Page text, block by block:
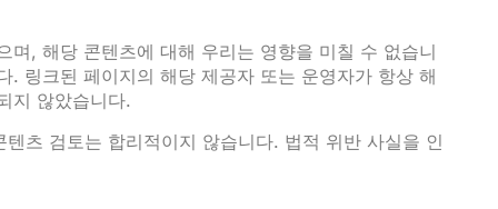
, 해당 콘텐츠에 대해 우리는 영향을 미칠 수 없습니
링크된 페이지의 해당 제공자 또는 운영자가 항상 해
지 않았습니다.
츠 검토는 합리적이지 않습니다. 법적 위반 사실을 인